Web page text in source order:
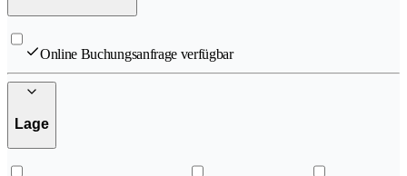
Online Buchungsanfrage verfügbar
Lage